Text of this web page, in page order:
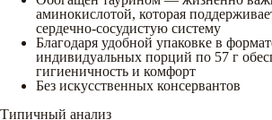
аминокислотой, которая
сердечно-сосудистую систему
Благодаря удобной упаковке в
индивидуальных порций по 57 г
гигиеничность и комфорт
Без искусственных консервантов
Типичный анализ